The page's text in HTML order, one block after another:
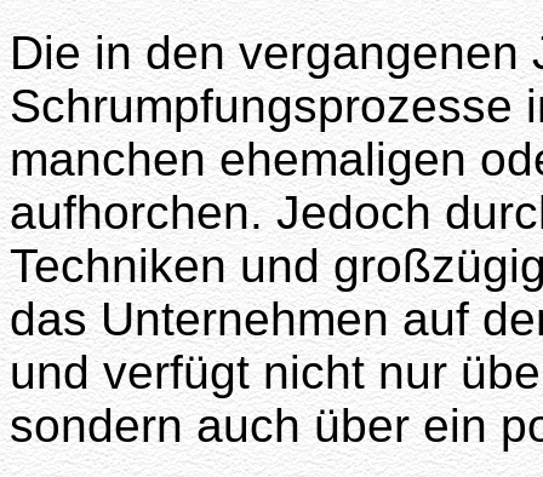
Die in den vergangenen
Schrumpfungsprozesse
manchen ehemaligen
aufhorchen. Jedoch
Techniken und
das Unternehmen auf
und verfügt nicht nur
sondern auch über ein